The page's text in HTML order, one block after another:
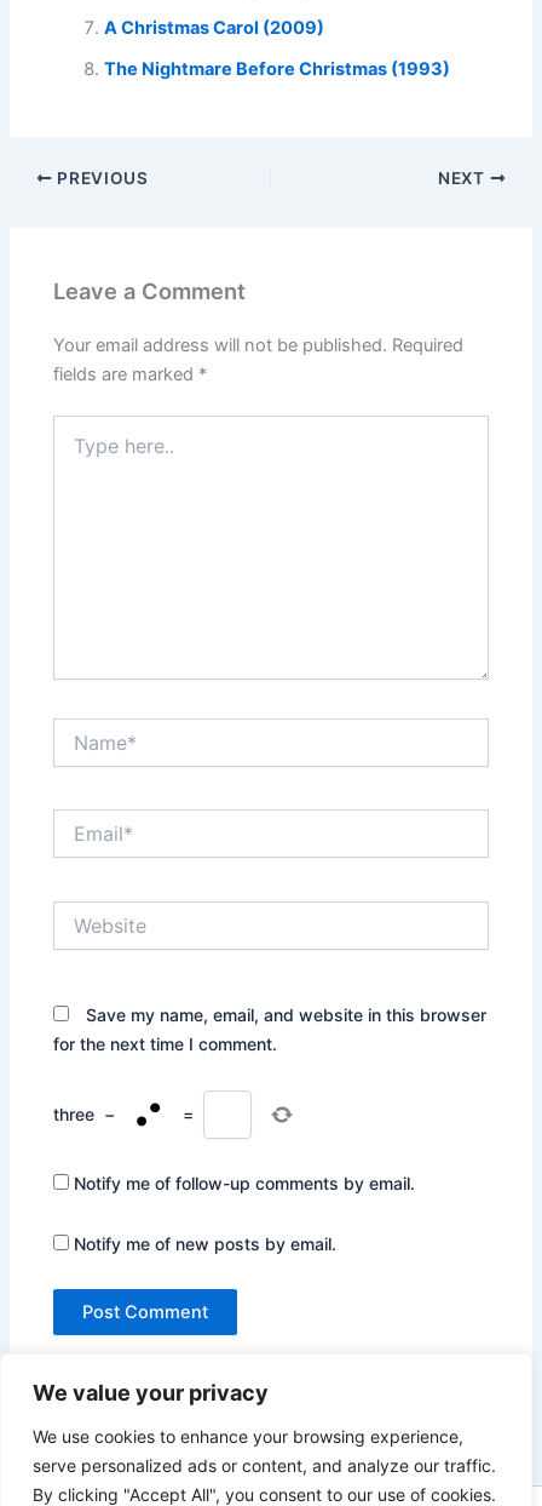
We value your privacy
We use cookies to enhance your browsing experience,
serve personalized ads or content, and analyze our traffic.
By clicking "Accept All", you consent to our use of cookies.
A Christmas Carol (2009)
The Nightmare Before Christmas (1993)
PREVIOUS NEXT
Leave a Comment
Your email address will not be published. Required
fields are marked *
here..
Save my name, email, and website in this browser
for the next time I comment.
three − =
Notify me of follow-up comments by email.
Notify me of new posts by email.